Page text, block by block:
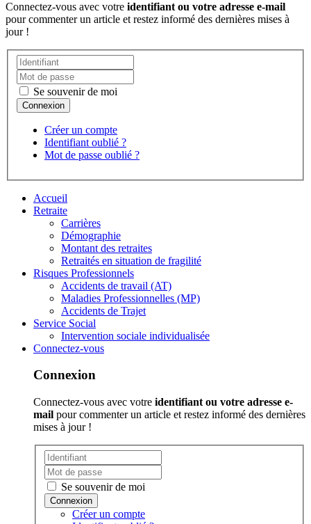
Connectez-vous avec votre identifiant ou votre adresse e-mail
pour commenter un article et restez informé des dernières mises à
jour !
Se souvenir de moi
Créer un compte
Identifiant oublié ?
Mot de passe oublié ?
Accueil
Retraite
Carrières
Démographie
Montant des retraites
Retraités en situation de fragilité
Risques Professionnels
Accidents de travail (AT)
Maladies Professionnelles (MP)
Accidents de Trajet
Service Social
Intervention sociale individualisée
Connectez-vous
Connexion
Connectez-vous avec votre identifiant ou votre adresse e-
mail pour commenter un article et restez informé des dernières
mises à jour !
Se souvenir de moi
Créer un compte